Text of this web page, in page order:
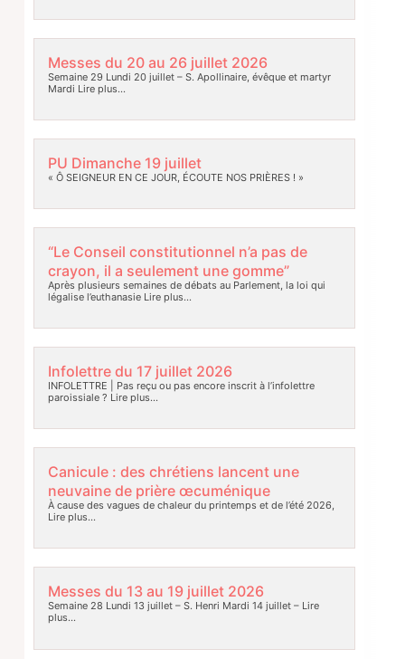
Messes du 20 au 26 juillet 2026
Semaine 29 Lundi 20 juillet – S. Apollinaire, évêque et martyr
Mardi Lire plus…
PU Dimanche 19 juillet
« Ô SEIGNEUR EN CE JOUR, ÉCOUTE NOS PRIÈRES ! »
“Le Conseil constitutionnel n’a pas de
crayon, il a seulement une gomme”
Après plusieurs semaines de débats au Parlement, la loi qui
légalise l’euthanasieLire plus…
Infolettre du 17 juillet 2026
INFOLETTRE | Pas reçu ou pas encore inscrit à l’infolettre
paroissiale ? Lire plus…
Canicule : des chrétiens lancent une
neuvaine de prière œcuménique
À cause des vagues de chaleur du printemps et de l’été 2026,
Lire plus…
Messes du 13 au 19 juillet 2026
Semaine 28 Lundi 13 juillet – S. Henri Mardi 14 juillet –Lire
plus…